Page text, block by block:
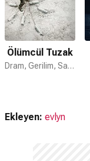
Ölümcül Tuzak
Dram, Gerilim, Savaş
Ekleyen: evlyn